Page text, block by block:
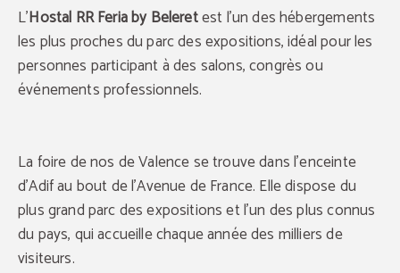
L’Hostal RR Feria by Beleretest l’un des hébergements
les plus proches du parc des expositions, idéal pour les
personnes participant à des salons, congrès ou
événements professionnels.
La foire de nos de Valence se trouve dans l’enceinte
d’Adif au bout de l’Avenue de France. Elle dispose du
plus grand parc des expositions et l’un des plus connus
du pays, qui accueille chaque année des milliers de
visiteurs.